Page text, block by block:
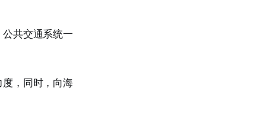
共交通系统一
，同时，向海